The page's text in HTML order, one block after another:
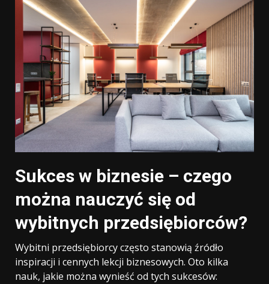
Sukces w biznesie – czego
można nauczyć się od
wybitnych przedsiębiorców?
Wybitni przedsiębiorcy często stanowią źródło
inspiracji i cennych lekcji biznesowych. Oto kilka
nauk, jakie można wynieść od tych sukcesów: